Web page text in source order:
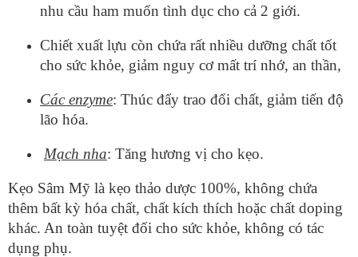
nhu cầu ham muốn tình dục cho cả 2 giới.
Chiết xuất lựu còn chứa rất nhiều dưỡng chất tốt
cho sức khỏe, giảm nguy cơ mất trí nhớ, an thần,
Các enzyme: Thúc đẩy trao đổi chất, giảm tiến độ
lão hóa.
Mạch nha: Tăng hương vị cho kẹo.
Kẹo Sâm Mỹ là kẹo thảo dược 100%, không chứa
thêm bất kỳ hóa chất, chất kích thích hoặc chất doping
khác. An toàn tuyệt đối cho sức khỏe, không có tác
dụng phụ.